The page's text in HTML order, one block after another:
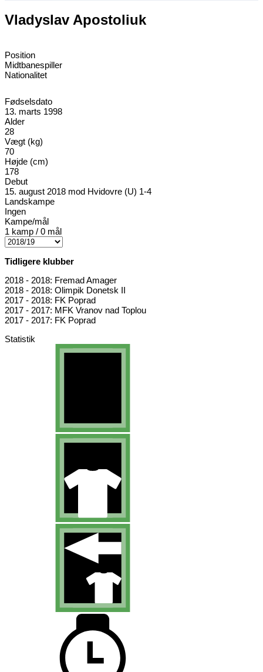
Vladyslav Apostoliuk
Position
Midtbanespiller
Nationalitet
Fødselsdato
13. marts 1998
Alder
28
Vægt (kg)
70
Højde (cm)
178
Debut
15. august 2018 mod Hvidovre (U) 1-4
Landskampe
Ingen
Kampe/mål
1 kamp / 0 mål
Tidligere klubber
2018 - 2018: Fremad Amager
2018 - 2018: Olimpik Donetsk II
2017 - 2018: FK Poprad
2017 - 2017: MFK Vranov nad Toplou
2017 - 2017: FK Poprad
Statistik